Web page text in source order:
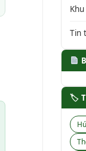
Tin
🏷